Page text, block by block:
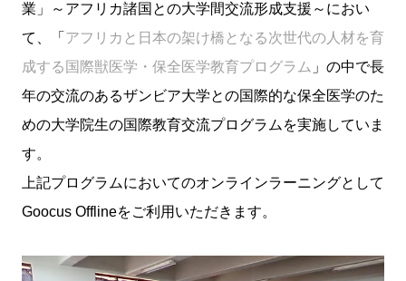
業」～アフリカ諸国との大学間交流形成支援～におい
て、「 アフリカと日本の架け橋となる次世代の人材を育
成する国際獣医学・保全医学教育プログラム 」の中で長
年の交流のあるザンビア大学との国際的な保全医学のた
めの大学院生の国際教育交流プログラムを実施していま
す。
上記プログラムにおいてのオンラインラーニングとして
Goocus Offlineをご利用いただきます。